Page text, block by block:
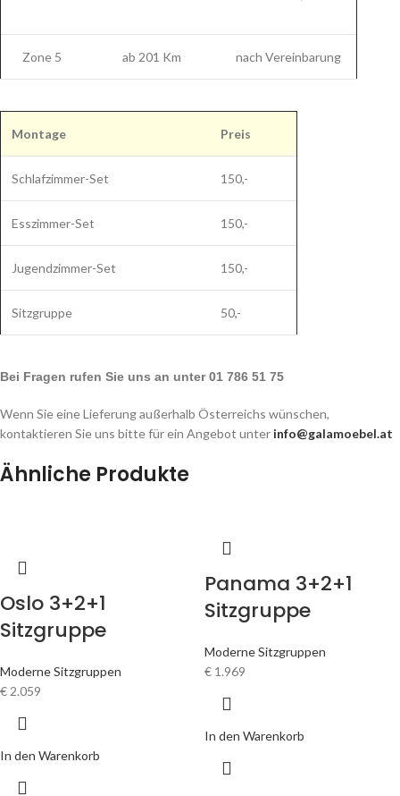
Zone 5 ab 201 Km nach Vereinbarung
Montage Preis
Schlafzimmer-Set 150,-
Esszimmer-Set 150,-
Jugendzimmer-Set 150,-
Sitzgruppe 50,-
Bei Fragen rufen Sie uns an unter 01 786 51 75
Wenn Sie eine Lieferung außerhalb Österreichs wünschen,
kontaktieren Sie uns bitte für ein Angebot unter info@galamoebel.at
Ähnliche Produkte
Oslo 3+2+1
Sitzgruppe
Moderne Sitzgruppen
€2.059
In den Warenkorb
Panama 3+2+1
Sitzgruppe
Moderne Sitzgruppen
€ 1.969
In den Warenkorb